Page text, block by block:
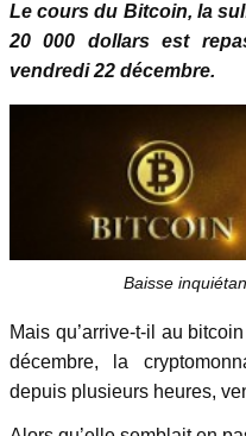
Le cours du Bitcoin, la
20 000 dollars est
vendredi 22 décembre.
Baisse
Mais qu’arrive-t-il au
décembre, la
depuis plusieurs heures,